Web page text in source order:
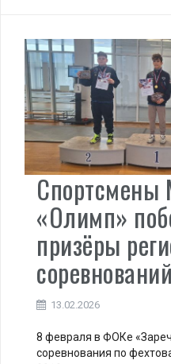
«Олимп»
призёры
13.02.2026
8 февраля в ФОКе
соревнования по